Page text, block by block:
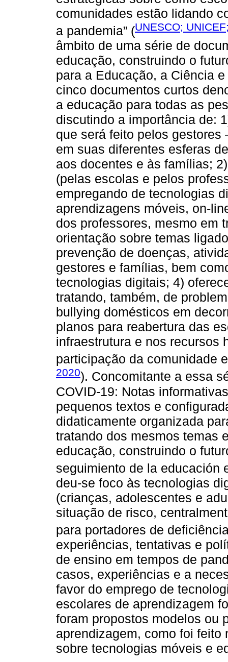
comunidades estão lidando
a pandemia” (UNESCO;
âmbito de uma série de
educação, construindo o
para a Educação, a Ciência
cinco documentos curtos
a educação para todas as
discutindo a importância de:
que será feito pelos
em suas diferentes esferas
aos docentes e às famílias;
(pelas escolas e pelos
empregando de tecnologias
aprendizagens móveis, on-
dos professores, mesmo em
orientação sobre temas
prevenção de doenças,
gestores e famílias, bem
tecnologias digitais; 4)
tratando, também, de
bullying domésticos em
planos para reabertura das
infraestrutura e nos recursos
participação da comunidade
2020). Concomitante a essa
COVID-19: Notas
pequenos textos e
didaticamente organizada
tratando dos mesmos temas
educação, construindo o
seguimiento de la educación
deu-se foco às tecnologias
(crianças, adolescentes e
situação de risco,
para portadores de
experiências, tentativas e
de ensino em tempos de
casos, experiências e a
favor do emprego de
escolares de aprendizagem
foram propostos modelos ou
aprendizagem, como foi feito
sobre tecnologias móveis e